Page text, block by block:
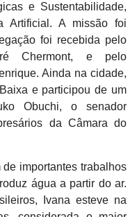
e Sustentabilidade,
Artificial. A missão foi
foi recebida pelo
Chermont, e pelo
Ainda na cidade,
e participou de um
Obuchi, o senador
da Câmara do
importantes trabalhos
água a partir do ar.
Ivana esteve na